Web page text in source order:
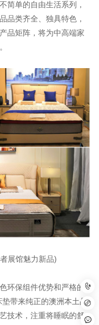
简单的自由生活系列，
品类齐全、独具特色，
品矩阵，将为中高端家
展馆魅力新品)
环保组件优势和严格的
带来纯正的澳洲本土品
技术，注重将睡眠的舒